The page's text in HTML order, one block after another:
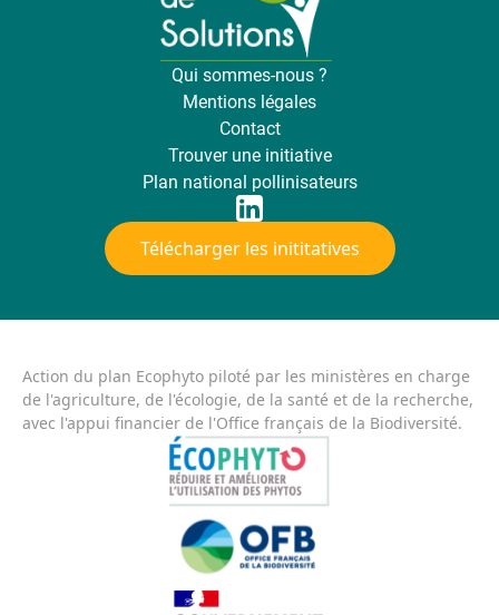
Qui sommes-nous ?
Mentions légales
Contact
Trouver une initiative
Plan national pollinisateurs
Télécharger les inititatives
Action du plan Ecophyto piloté par les ministères en charge
de l'agriculture, de l'écologie, de la santé et de la recherche,
avec l'appui financier de l'Office français de la Biodiversité.